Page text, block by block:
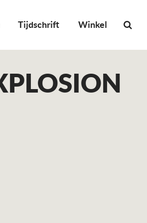
Tijdschrift Winkel